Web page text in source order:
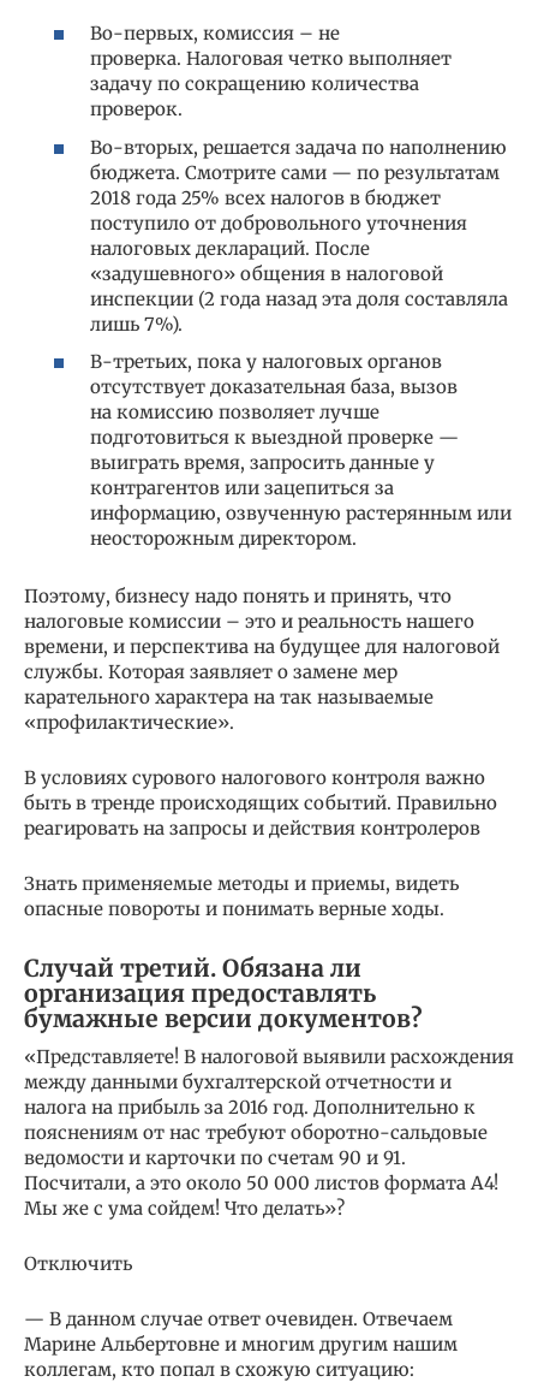
Во-первых, комиссия – не
проверка. Налоговая четко выполняет
задачу по сокращению количества
проверок.
Во-вторых, решается задача по наполнению
бюджета. Смотрите сами — по результатам
2018 года 25% всех налогов в бюджет
поступило от добровольного уточнения
налоговых деклараций. После
«задушевного» общения в налоговой
инспекции (2 года назад эта доля составляла
лишь 7%).
В-третьих, пока у налоговых органов
отсутствует доказательная база, вызов
на комиссию позволяет лучше
подготовиться к выездной проверке —
выиграть время, запросить данные у
контрагентов или зацепиться за
информацию, озвученную растерянным или
неосторожным директором.
Поэтому, бизнесу надо понять и принять, что
налоговые комиссии – это и реальность нашего
времени, и перспектива на будущее для налоговой
службы. Которая заявляет о замене мер
карательного характера на так называемые
«профилактические».
В условиях сурового налогового контроля важно
быть в тренде происходящих событий. Правильно
реагировать на запросы и действия контролеров
Знать применяемые методы и приемы, видеть
опасные повороты и понимать верные ходы.
Случай третий. Обязана ли
организация предоставлять
бумажные версии документов?
«Представляете! В налоговой выявили расхождения
между данными бухгалтерской отчетности и
налога на прибыль за 2016 год. Дополнительно к
пояснениям от нас требуют оборотно-сальдовые
ведомости и карточки по счетам 90 и 91.
Посчитали, а это около 50 000 листов формата А4!
Мы же с ума сойдем! Что делать»?
Отключить
— В данном случае ответ очевиден. Отвечаем
Марине Альбертовне и многим другим нашим
коллегам, кто попал в схожую ситуацию: